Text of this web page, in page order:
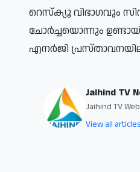
റെസ്‌ക്യൂ വിഭാഗവും
ചോർച്ചയൊന്നും
എനർജി
Jaihind TV
Jaihind TV
View all articles